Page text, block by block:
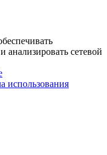
анализировать сетевой
использования